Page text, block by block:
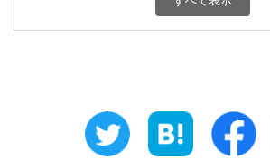
800円 三重県